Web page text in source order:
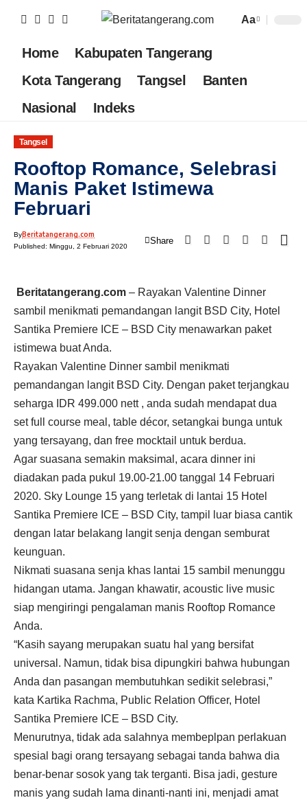
Aa
Home
Kabupaten Tangerang
Kota Tangerang
Tangsel
Banten
Nasional
Indeks
Tangsel
Rooftop Romance, Selebrasi
Manis Paket Istimewa
Februari
ByBeritatangerang.com
Published: Minggu, 2 Februari 2020
Share
Beritatangerang.com – Rayakan Valentine Dinner
sambil menikmati pemandangan langit BSD City, Hotel
Santika Premiere ICE – BSD City menawarkan paket
istimewa buat Anda.
Rayakan Valentine Dinner sambil menikmati
pemandangan langit BSD City. Dengan paket terjangkau
seharga IDR 499.000 nett , anda sudah mendapat dua
set full course meal, table décor, setangkai bunga untuk
yang tersayang, dan free mocktail untuk berdua.
Agar suasana semakin maksimal, acara dinner ini
diadakan pada pukul 19.00-21.00 tanggal 14 Februari
2020. Sky Lounge 15 yang terletak di lantai 15 Hotel
Santika Premiere ICE – BSD City, tampil luar biasa cantik
dengan latar belakang langit senja dengan semburat
keunguan.
Nikmati suasana senja khas lantai 15 sambil menunggu
hidangan utama. Jangan khawatir, acoustic live music
siap mengiringi pengalaman manis Rooftop Romance
Anda.
“Kasih sayang merupakan suatu hal yang bersifat
universal. Namun, tidak bisa dipungkiri bahwa hubungan
Anda dan pasangan membutuhkan sedikit selebrasi,”
kata Kartika Rachma, Public Relation Officer, Hotel
Santika Premiere ICE – BSD City.
Menurutnya, tidak ada salahnya membeplpan perlakuan
spesial bagi orang tersayang sebagai tanda bahwa dia
benar-benar sosok yang tak terganti. Bisa jadi, gesture
manis yang sudah lama dinanti-nanti ini, menjadi amat